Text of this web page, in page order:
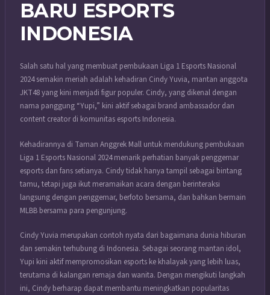
BARU ESPORTS
INDONESIA
Salah satu hal yang membuat pembukaan Liga 1 Esports Nasional
2024 semakin meriah adalah kehadiran Cindy Yuvia, mantan anggota
JKT48 yang kini menjadi figur populer. Cindy, yang dikenal dengan
nama panggung “Yupi,” kini aktif sebagai brand ambassador dan
content creator di komunitas esports Indonesia.
Kehadirannya di Taman Anggrek Mall untuk mendukung pembukaan
Liga 1 Esports Nasional 2024 menarik perhatian banyak penggemar
esports dan fans setianya. Cindy tidak hanya tampil sebagai bintang
tamu, tetapi juga ikut meramaikan acara dengan berinteraksi
langsung dengan penggemar, berfoto bersama, dan bahkan bermain
MLBB bersama para pengunjung.
Cindy Yuvia merupakan contoh nyata dari bagaimana dunia hiburan
dan semakin terhubung di Indonesia. Sebagai seorang mantan idol,
Yupi kini aktif mempromosikan esports ke khalayak yang lebih luas,
terutama di kalangan remaja dan wanita. Dengan mengikuti langkah
ini, Cindy berharap dapat membantu meningkatkan popularitas